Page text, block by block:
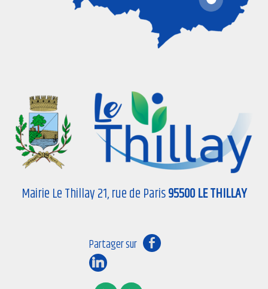
Mairie Le Thillay 21, rue de Paris95500 LE THILLAY